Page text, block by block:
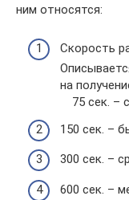
ним относятся:
Скорость
на
75 сек. –
150 сек. –
300 сек. –
600 сек. –